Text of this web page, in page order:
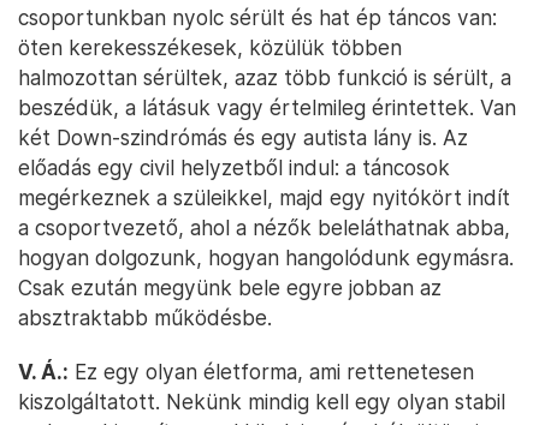
csoportunkban nyolc sérült és hat ép táncos van:
öten kerekesszékesek, közülük többen
halmozottan sérültek, azaz több funkció is sérült, a
beszédük, a látásuk vagy értelmileg érintettek. Van
két Down-szindrómás és egy autista lány is. Az
előadás egy civil helyzetből indul: a táncosok
megérkeznek a szüleikkel, majd egy nyitókört indít
a csoportvezető, ahol a nézők beleláthatnak abba,
hogyan dolgozunk, hogyan hangolódunk egymásra.
Csak ezután megyünk bele egyre jobban az
absztraktabb működésbe.
V. Á.: Ez egy olyan életforma, ami rettenetesen
kiszolgáltatott. Nekünk mindig kell egy olyan stabil